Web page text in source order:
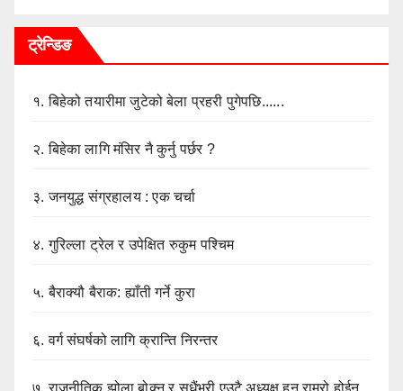
ट्रेन्डिङ
१.बिहेको तयारीमा जुटेको बेला प्रहरी पुगेपछि......
२.बिहेका लागि मंसिर नै कुर्नु पर्छर ?
३.जनयुद्ध संग्रहालय : एक चर्चा
४.गुरिल्ला ट्रेल र उपेक्षित रुकुम पश्चिम
५.बैराक्यौ बैराक: ह्याँती गर्ने कुरा
६.वर्ग संघर्षको लागि क्रान्ति निरन्तर
७.राजनीतिक झोला बोक्नु र सधैंभरी एउटै अध्यक्ष हुनु राम्रो होईन